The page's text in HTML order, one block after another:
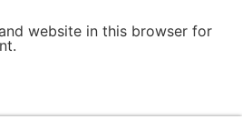
website in this browser for